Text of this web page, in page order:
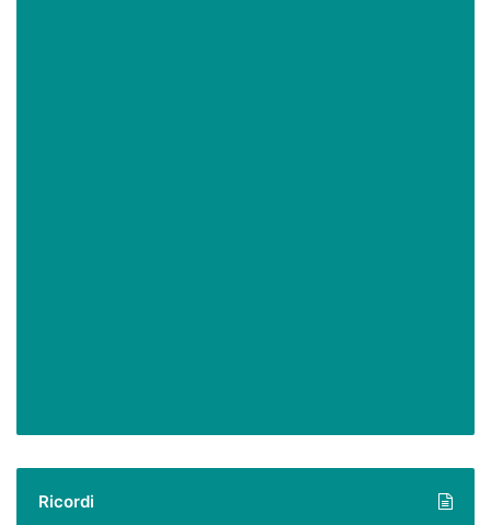
Ricordi